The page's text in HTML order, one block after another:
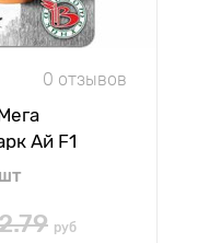
0 отзывов
Ай F1
руб